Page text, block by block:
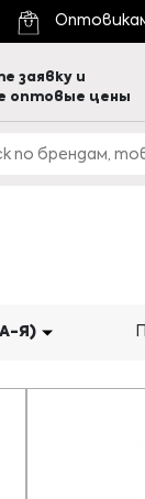
заявку и
оптовые цены
Я)